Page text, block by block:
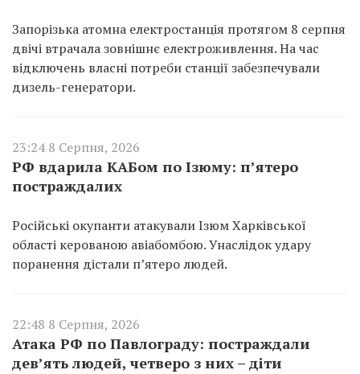
Запорізька атомна електростанція протягом 8 серпня
двічі втрачала зовнішнє електроживлення. На час
відключень власні потреби станції забезпечували
дизель-генератори.
23:24 8 Серпня, 2026
РФ вдарила КАБом по Ізюму: п’ятеро
постраждалих
Російські окупанти атакували Ізюм Харківської
області керованою авіабомбою. Унаслідок удару
поранення дістали п’ятеро людей.
22:48 8 Серпня, 2026
Атака РФ по Павлограду: постраждали
дев’ять людей, четверо з них – діти